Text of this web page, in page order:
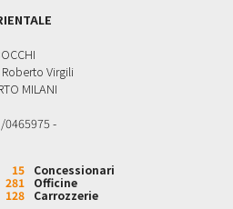
Roberto Virgili
MILANI
0465975 -
15
Concessionari
281
Officine
128
Carrozzerie